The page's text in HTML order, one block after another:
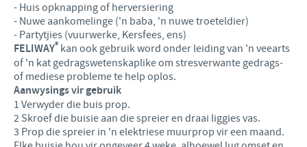
- Huis opknapping of herversiering
- Nuwe aankomelinge ('n baba, 'n nuwe troeteldier)
- Partytjies (vuurwerke, Kersfees, ens)
FELIWAY® kan ook gebruik word onder leiding van 'n veearts
of 'n kat gedragswetenskaplike om stresverwante gedrags-
of mediese probleme te help oplos.
Aanwysings vir gebruik
1 Verwyder die buis prop.
2 Skroef die buisie aan die spreier en draai liggies vas.
3 Prop die spreier in 'n elektriese muurprop vir een maand.